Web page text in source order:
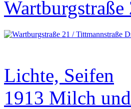
Lichte, Seifen
1913 Milch